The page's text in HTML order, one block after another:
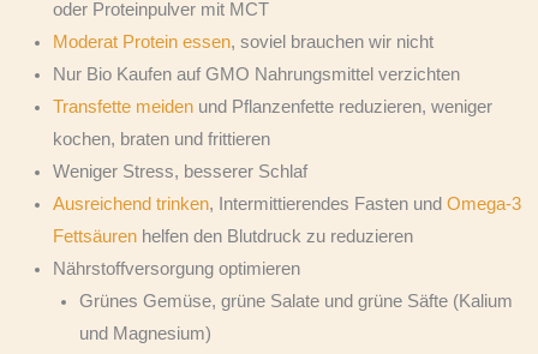
oder Proteinpulver mit MCT
Moderat Protein essen, soviel brauchen wir nicht
Nur Bio Kaufen auf GMO Nahrungsmittel verzichten
Transfette meidenund Pflanzenfette reduzieren, weniger
kochen, braten und frittieren
Weniger Stress, besserer Schlaf
Ausreichend trinken, Intermittierendes Fasten und Omega-3
Fettsäurenhelfen den Blutdruck zu reduzieren
Nährstoffversorgung optimieren
Grünes Gemüse, grüne Salate und grüne Säfte (Kalium
und Magnesium)